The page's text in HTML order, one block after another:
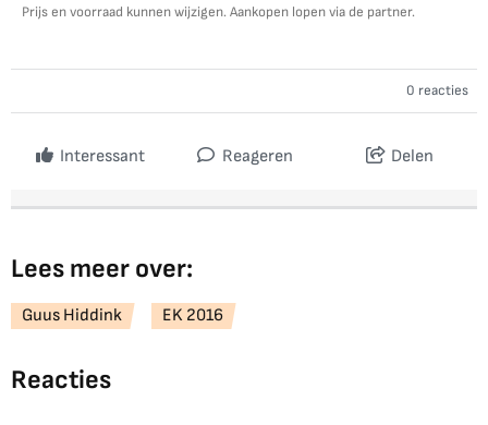
Prijs en voorraad kunnen wijzigen. Aankopen lopen via de partner.
0 reacties
Interessant Reageren Delen
Lees meer over:
Guus Hiddink EK 2016
Reacties